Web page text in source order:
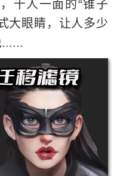
千人一面的“锥子
大眼睛，让人多少